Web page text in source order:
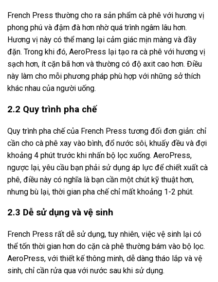
French Press thường cho ra sản phẩm cà phê với hương vị
phong phú và đậm đà hơn nhờ quá trình ngâm lâu hơn.
Hương vị này có thể mang lại cảm giác mịn màng và đầy
đặn. Trong khi đó, AeroPress lại tạo ra cà phê với hương vị
sạch hơn, ít cặn bã hơn và thường có độ axit cao hơn. Điều
này làm cho mỗi phương pháp phù hợp với những sở thích
khác nhau của người uống.
2.2 Quy trình pha chế
Quy trình pha chế của French Press tương đối đơn giản: chỉ
cần cho cà phê xay vào bình, đổ nước sôi, khuấy đều và đợi
khoảng 4 phút trước khi nhấn bộ lọc xuống. AeroPress,
ngược lại, yêu cầu bạn phải sử dụng áp lực để chiết xuất cà
phê, điều này có nghĩa là bạn cần một chút kỹ thuật hơn,
nhưng bù lại, thời gian pha chế chỉ mất khoảng 1-2 phút.
2.3 Dễ sử dụng và vệ sinh
French Press rất dễ sử dụng, tuy nhiên, việc vệ sinh lại có
thể tốn thời gian hơn do cặn cà phê thường bám vào bộ lọc.
AeroPress, với thiết kế thông minh, dễ dàng tháo lắp và vệ
sinh, chỉ cần rửa qua với nước sau khi sử dụng.